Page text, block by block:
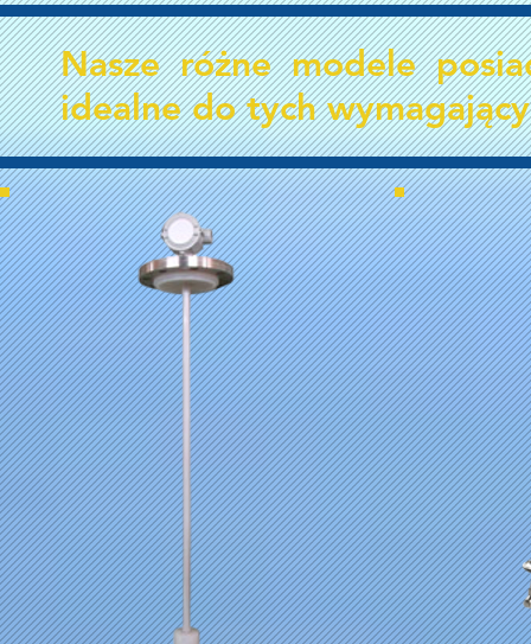
Nasze różne modele
idealne do tych